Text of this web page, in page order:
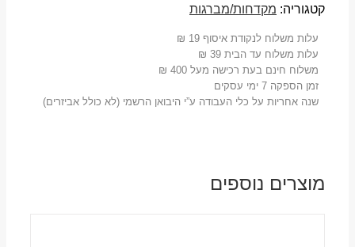
קטגוריה: מקדחות/מברגות
עלות משלוח לנקודת איסוף 19 ₪
עלות משלוח עד הבית 39 ₪
משלוח חינם בעת רכישה מעל 400 ₪
זמן הספקה 7 ימי עסקים
שנה אחריות על כלי העבודה ע”י היבואן הרשמי (לא כולל אביזרים)
מוצרים נוספים